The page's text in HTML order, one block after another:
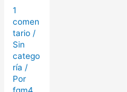
1
comen
tario /
Sin
catego
ría /
Por